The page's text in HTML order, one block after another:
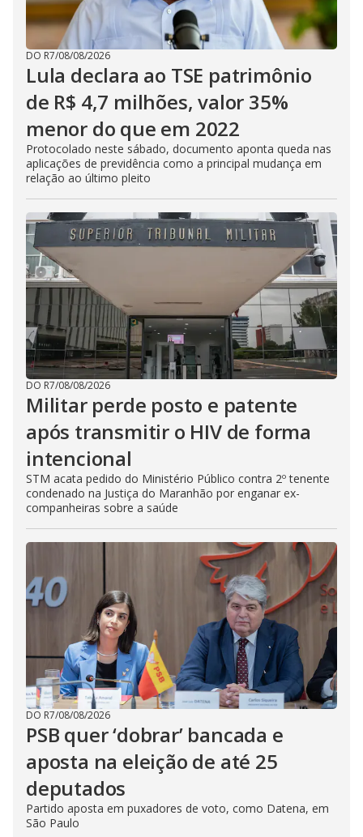
DO R7/08/08/2026
Lula declara ao TSE patrimônio
de R$ 4,7 milhões, valor 35%
menor do que em 2022
Protocolado neste sábado, documento aponta queda nas
aplicações de previdência como a principal mudança em
relação ao último pleito
DO R7/08/08/2026
Militar perde posto e patente
após transmitir o HIV de forma
intencional
STM acata pedido do Ministério Público contra 2º tenente
condenado na Justiça do Maranhão por enganar ex-
companheiras sobre a saúde
DO R7/08/08/2026
PSB quer ‘dobrar’ bancada e
aposta na eleição de até 25
deputados
Partido aposta em puxadores de voto, como Datena, em
São Paulo